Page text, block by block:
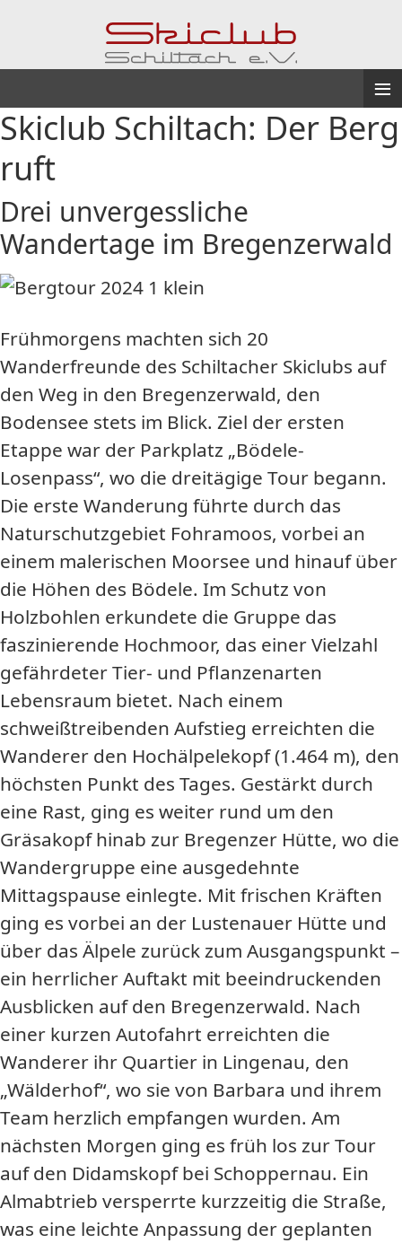
≡
Skiclub Schiltach: Der Berg
ruft
Drei unvergessliche
Wandertage im Bregenzerwald
Frühmorgens machten sich 20
Wanderfreunde des Schiltacher Skiclubs auf
den Weg in den Bregenzerwald, den
Bodensee stets im Blick. Ziel der ersten
Etappe war der Parkplatz „Bödele-
Losenpass“, wo die dreitägige Tour begann.
Die erste Wanderung führte durch das
Naturschutzgebiet Fohramoos, vorbei an
einem malerischen Moorsee und hinauf über
die Höhen des Bödele. Im Schutz von
Holzbohlen erkundete die Gruppe das
faszinierende Hochmoor, das einer Vielzahl
gefährdeter Tier- und Pflanzenarten
Lebensraum bietet. Nach einem
schweißtreibenden Aufstieg erreichten die
Wanderer den Hochälpelekopf (1.464 m), den
höchsten Punkt des Tages. Gestärkt durch
eine Rast, ging es weiter rund um den
Gräsakopf hinab zur Bregenzer Hütte, wo die
Wandergruppe eine ausgedehnte
Mittagspause einlegte. Mit frischen Kräften
ging es vorbei an der Lustenauer Hütte und
über das Älpele zurück zum Ausgangspunkt –
ein herrlicher Auftakt mit beeindruckenden
Ausblicken auf den Bregenzerwald. Nach
einer kurzen Autofahrt erreichten die
Wanderer ihr Quartier in Lingenau, den
„Wälderhof“, wo sie von Barbara und ihrem
Team herzlich empfangen wurden. Am
nächsten Morgen ging es früh los zur Tour
auf den Didamskopf bei Schoppernau. Ein
Almabtrieb versperrte kurzzeitig die Straße,
was eine leichte Anpassung der geplanten